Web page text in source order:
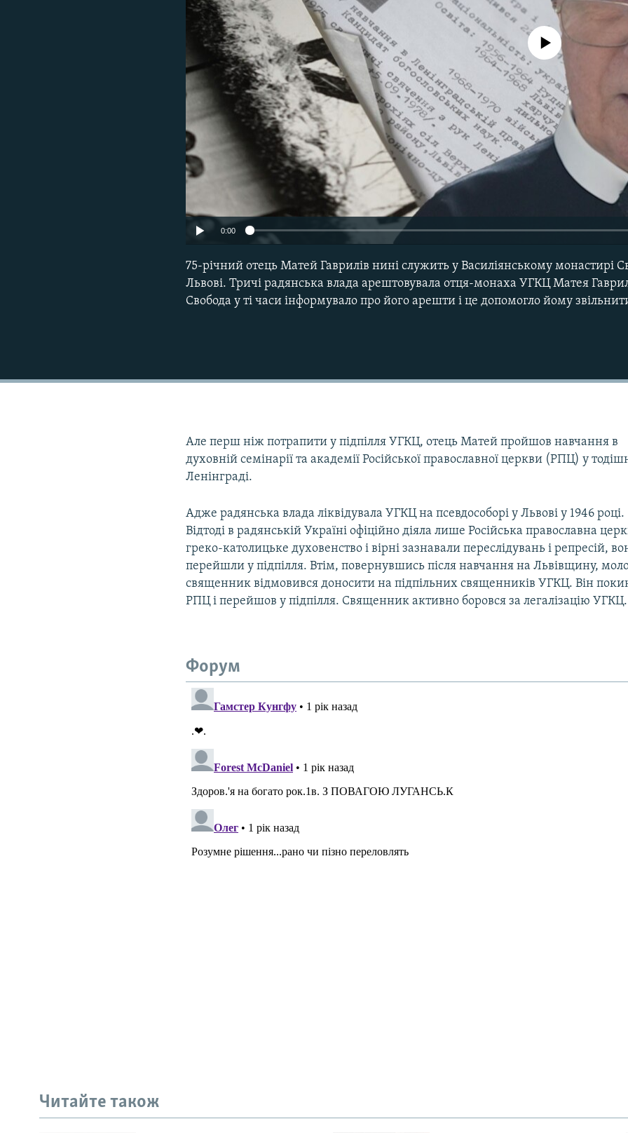
720p 1080p
No media source currently
0:00
75-річний отець Матей Гаврилів нині служить у Василіянському монастирі
Львові. Тричі радянська влада арештовувала отця-монаха УГКЦ Матея
Свобода у ті часи інформувало про його арешти і це допомогло йому
Але перш ніж потрапити у підпілля УГКЦ, отець Матей пройшов навчання в
духовній семінарії та академії Російської православної церкви (РПЦ) у
Ленінграді.
Адже радянська влада ліквідувала УГКЦ на псевдособорі у Львові у 1946 році.
Відтоді в радянській Україні офіційно діяла лише Російська православна
греко-католицьке духовенство і вірні зазнавали переслідувань і репресій,
перейшли у підпілля. Втім, повернувшись після навчання на Львівщину,
священник відмовився доносити на підпільних священників УГКЦ. Він
РПЦ і перейшов у підпілля. Священник активно боровся за легалізацію УГКЦ.
Форум
Читайте також